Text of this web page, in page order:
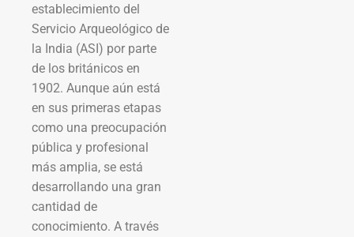
establecimiento del
Servicio Arqueológico de
la India (ASI) por parte
de los británicos en
1902. Aunque aún está
en sus primeras etapas
como una preocupación
pública y profesional
más amplia, se está
desarrollando una gran
cantidad de
conocimiento. A través